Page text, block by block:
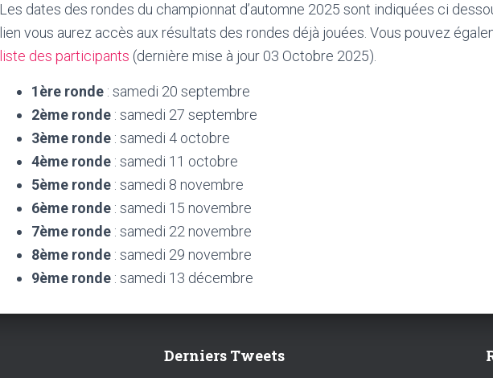
Les dates des rondes du championnat d’automne 2025 sont indiquées ci
lien vous aurez accès aux résultats des rondes déjà jouées. Vous pouvez
liste des participants (dernière mise à jour 03 Octobre 2025).
1ère ronde : samedi 20 septembre
2ème ronde : samedi 27 septembre
3ème ronde : samedi 4 octobre
4ème ronde : samedi 11 octobre
5ème ronde : samedi 8 novembre
6ème ronde : samedi 15 novembre
7ème ronde : samedi 22 novembre
8ème ronde : samedi 29 novembre
9ème ronde : samedi 13 décembre
Derniers Tweets